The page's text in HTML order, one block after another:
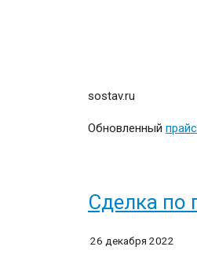
sostav.ru
Обновленный
Сделка по
26 декабря 2022